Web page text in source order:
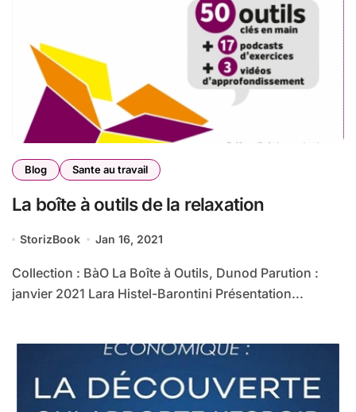
Blog Sante au travail
La boîte à outils de la relaxation
StorizBook Jan 16, 2021
Collection : BàO La Boîte à Outils, Dunod Parution :
janvier 2021 Lara Histel-Barontini Présentation...